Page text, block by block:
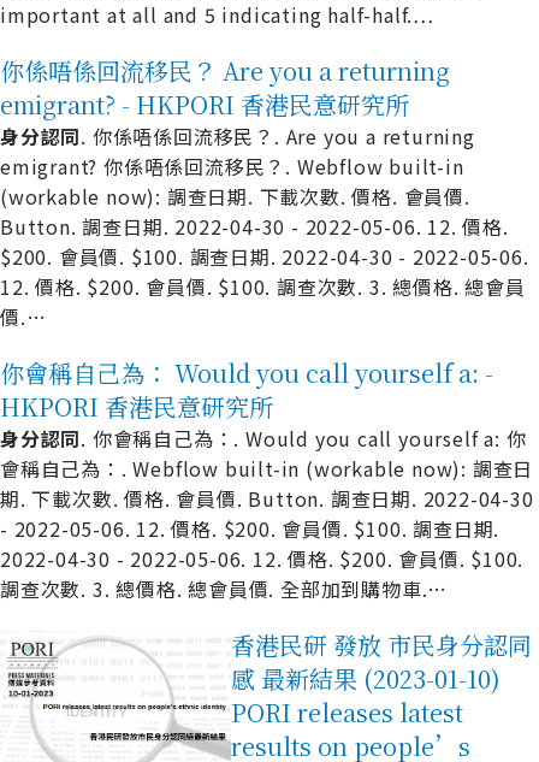
important at all and 5 indicating half-half.…
你係唔係回流移民？ Are you a returning
emigrant? - HKPORI 香港民意研究所
身分認同. 你係唔係回流移民？. Are you a returning
emigrant? 你係唔係回流移民？. Webflow built-in
(workable now): 調查日期. 下載次數. 價格. 會員價.
Button. 調查日期. 2022-04-30 - 2022-05-06. 12. 價格.
$200. 會員價. $100. 調查日期. 2022-04-30 - 2022-05-06.
12. 價格. $200. 會員價. $100. 調查次數. 3. 總價格. 總會員
價.…
你會稱自己為： Would you call yourself a: -
HKPORI 香港民意研究所
身分認同. 你會稱自己為：. Would you call yourself a: 你
會稱自己為：. Webflow built-in (workable now): 調查日
期. 下載次數. 價格. 會員價. Button. 調查日期. 2022-04-30
- 2022-05-06. 12. 價格. $200. 會員價. $100. 調查日期.
2022-04-30 - 2022-05-06. 12. 價格. $200. 會員價. $100.
調查次數. 3. 總價格. 總會員價. 全部加到購物車.…
香港民研 發放 市民身分認同
感 最新結果 (2023-01-10)
PORI releases latest
results on people’s